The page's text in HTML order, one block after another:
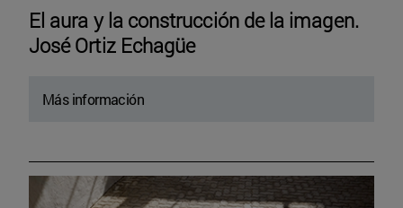
El aura y la construcción de la imagen.
José Ortiz Echagüe
Más información